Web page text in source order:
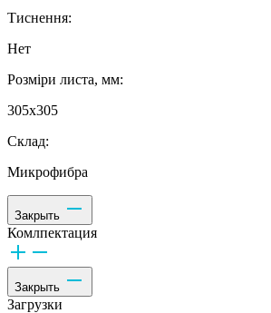
Тиснення:
Нет
Розміри листа, мм:
305х305
Склад:
Микрофибра
Закрыть
Комлпектация
Закрыть
Загрузки